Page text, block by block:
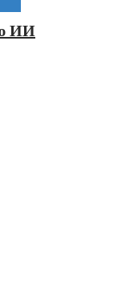
ИИ